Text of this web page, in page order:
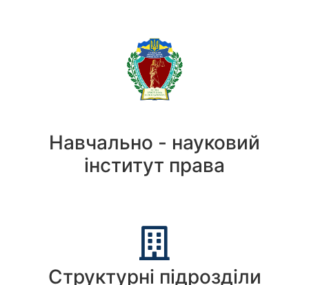
Навчально - науковий
інститут права
Структурні підрозділи